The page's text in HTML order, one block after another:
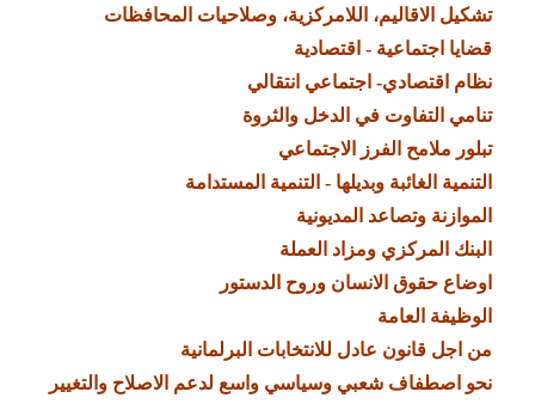
تشكيل الاقاليم، اللامركزية، وصلاحيات المحافظات
قضايا اجتماعية - اقتصادية
نظام اقتصادي- اجتماعي انتقالي
تنامي التفاوت في الدخل والثروة
تبلور ملامح الفرز الاجتماعي
التنمية الغائبة وبديلها - التنمية المستدامة
الموازنة وتصاعد المديونية
البنك المركزي ومزاد العملة
اوضاع حقوق الانسان وروح الدستور
الوظيفة العامة
من اجل قانون عادل للانتخابات البرلمانية
نحو اصطفاف شعبي وسياسي واسع لدعم الاصلاح والتغيير